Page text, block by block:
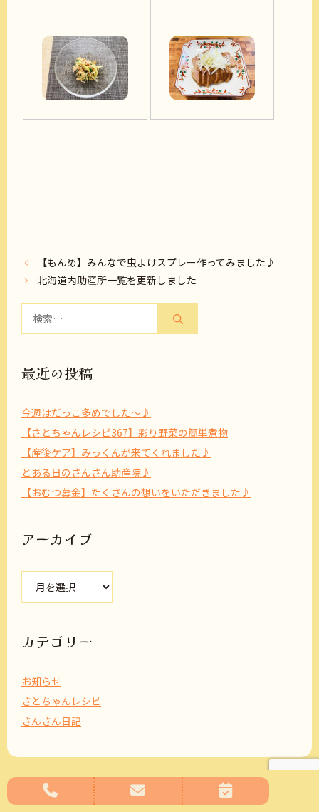
【もんめ】みんなで虫よけスプレー作ってみました♪
北海道内助産所一覧を更新しました
最近の投稿
今週はだっこ多めでした～♪
【さとちゃんレシピ367】彩り野菜の簡単煮物
【産後ケア】みっくんが来てくれました♪
とある日のさんさん助産院♪
【おむつ募金】たくさんの想いをいただきました♪
アーカイブ
ブ
カテゴリー
お知らせ
さとちゃんレシピ
さんさん日記